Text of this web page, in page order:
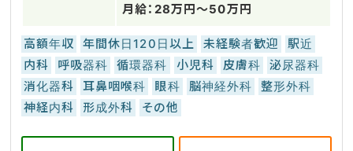
月給：28万円～50万円
高額年収 年間休日120日以上 未経験者歓迎
駅近
内科
呼吸器科 循環器科 小児科 皮膚科
泌尿器科
消化器科
耳鼻咽喉科 眼科 脳神経外科
整形外科
神経内科
形成外科 その他